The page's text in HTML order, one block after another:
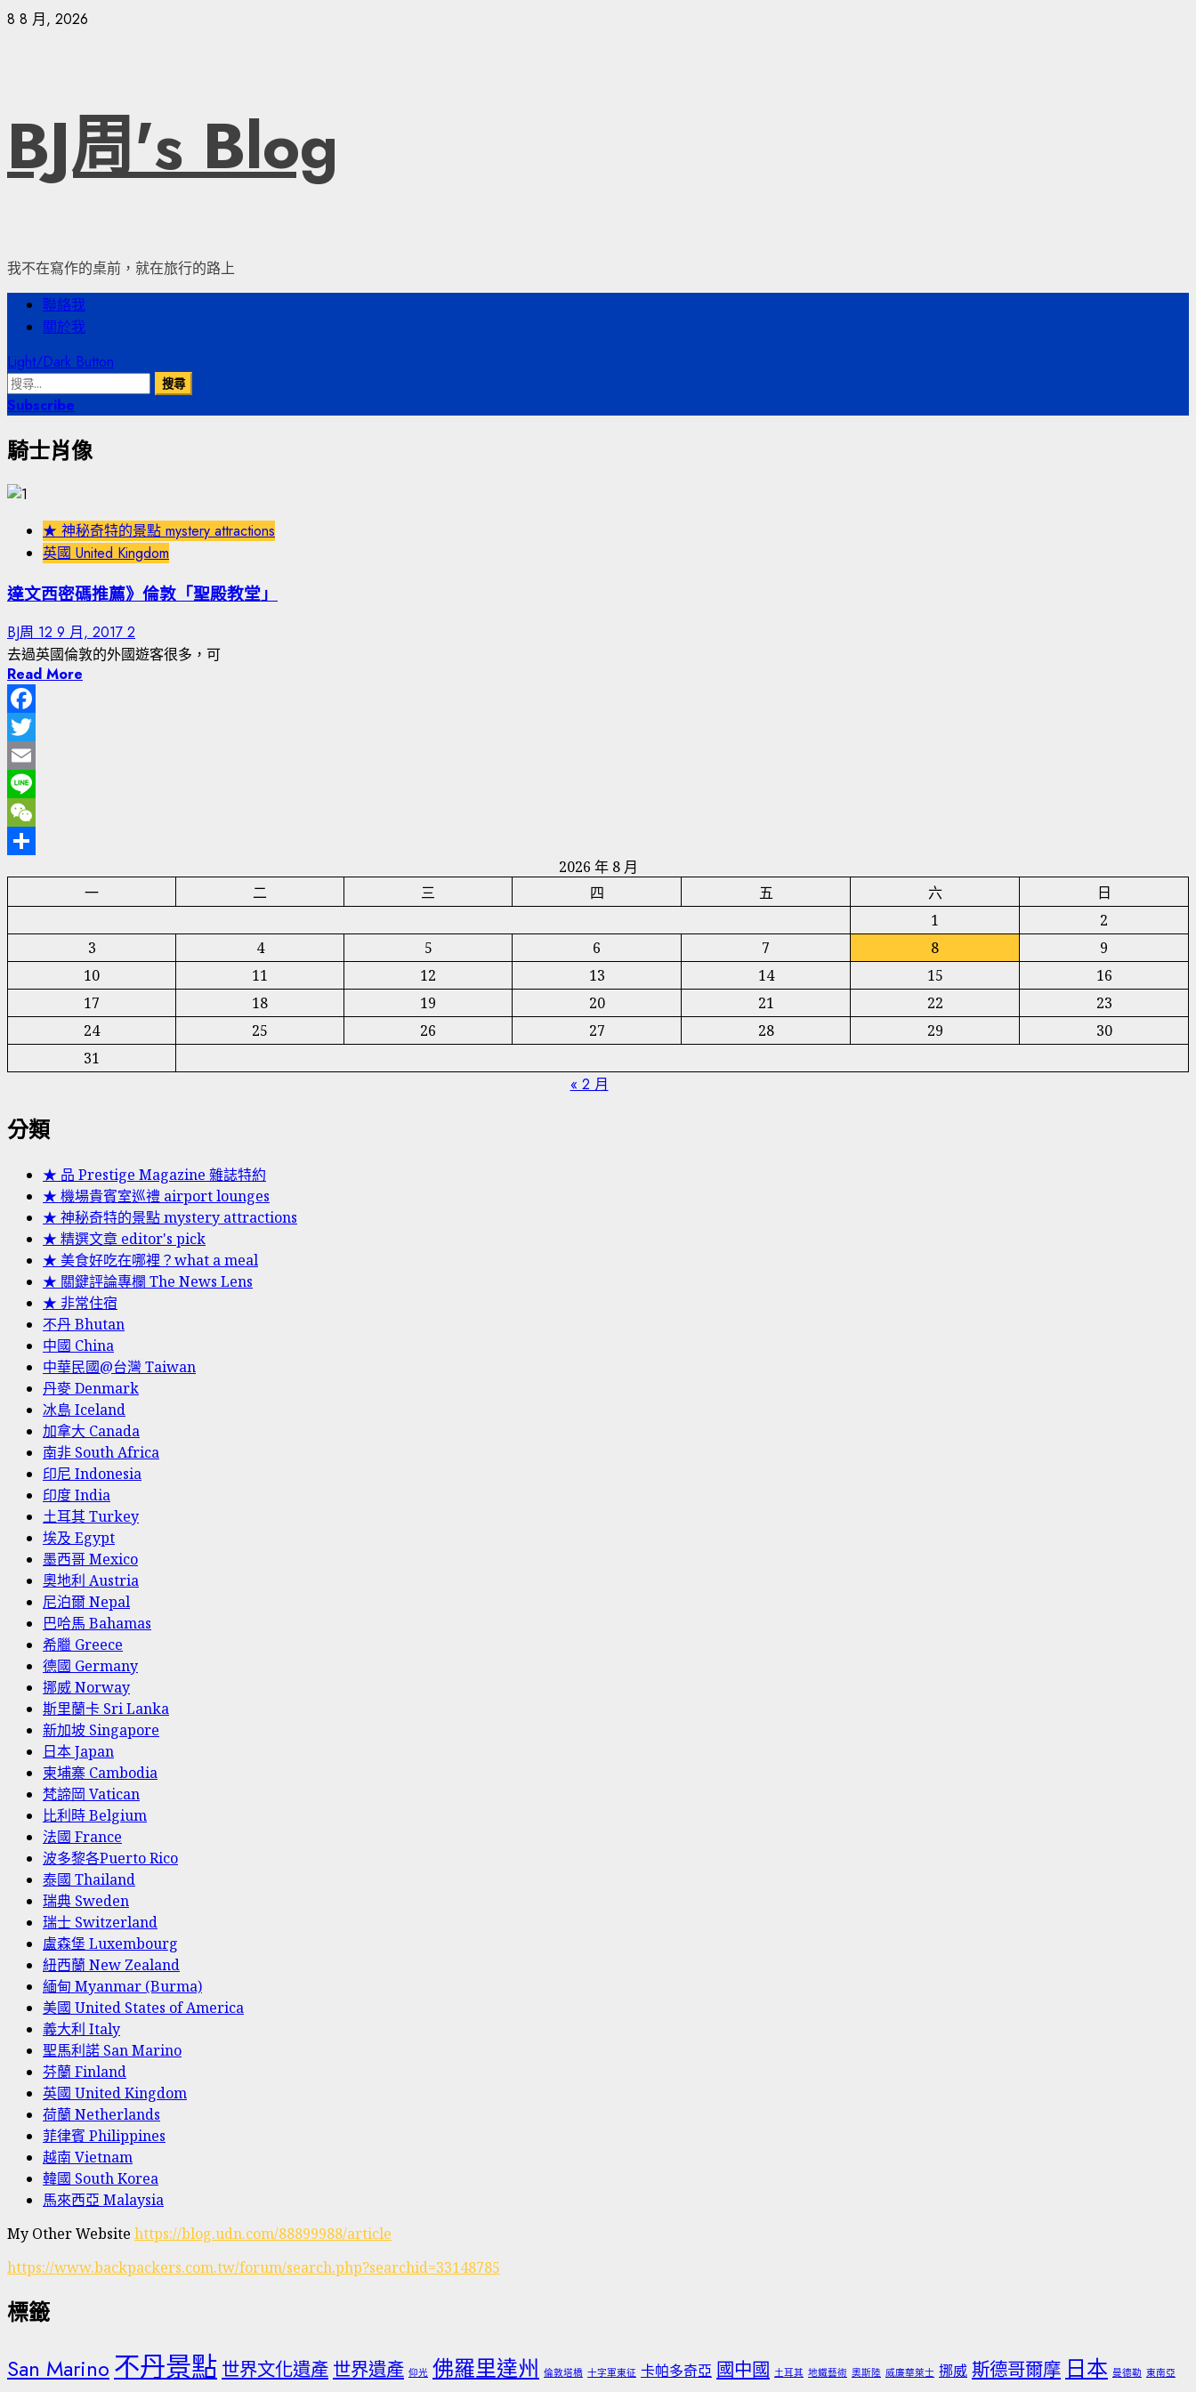
Skip
8 8 月, 2026
BJ周's Blog
我不在寫作的桌前，就在旅行的路上
Primary
Menu
聯絡我
關於我
Light/Dark Button
搜
尋
鍵
Subscribe
騎士肖像
★ 神秘奇特的景點 mystery attractions
英國 United Kingdom
達文西密碼推薦》倫敦「聖殿教堂」
BJ周 12 9 月, 2017 2
去過英國倫敦的外國遊客很多，可
Read More
Facebook
Twitter
Email
Line
WeChat
2026 年 8 月
一
二 三 四 五 六
日
1
2
3
4 5 6 7 8
9
10
11 12 13 14 15
16
17
18 19 20 21 22
23
24
25 26 27 28 29
30
31
« 2 月
分類
★ 品 Prestige Magazine 雜誌特約
★ 機場貴賓室巡禮 airport lounges
★ 神秘奇特的景點 mystery attractions
★ 精選文章 editor's pick
★ 美食好吃在哪裡？what a meal
★ 關鍵評論專欄 The News Lens
★ 非常住宿
不丹 Bhutan
中國 China
中華民國@台灣 Taiwan
丹麥 Denmark
冰島 Iceland
加拿大 Canada
南非 South Africa
印尼 Indonesia
印度 India
土耳其 Turkey
埃及 Egypt
墨西哥 Mexico
奧地利 Austria
尼泊爾 Nepal
巴哈馬 Bahamas
希臘 Greece
德國 Germany
挪威 Norway
斯里蘭卡 Sri Lanka
新加坡 Singapore
日本 Japan
柬埔寨 Cambodia
梵諦岡 Vatican
比利時 Belgium
法國 France
波多黎各Puerto Rico
泰國 Thailand
瑞典 Sweden
瑞士 Switzerland
盧森堡 Luxembourg
紐西蘭 New Zealand
緬甸 Myanmar (Burma)
美國 United States of America
義大利 Italy
聖馬利諾 San Marino
芬蘭 Finland
英國 United Kingdom
荷蘭 Netherlands
菲律賓 Philippines
越南 Vietnam
韓國 South Korea
馬來西亞 Malaysia
My Other Website https://blog.udn.com/88899988/article
https://www.backpackers.com.tw/forum/search.php?searchid=33148785
標籤
San Marino 不丹景點 世界文化遺產 世界遺產 仰光 佛羅里達州 倫敦塔橋 十字軍東征 卡帕多奇亞 國中國 土耳其 地鐵藝術 奧斯陸 威廉華萊士 挪威 斯德哥爾摩 日本 曼德勒 東南亞